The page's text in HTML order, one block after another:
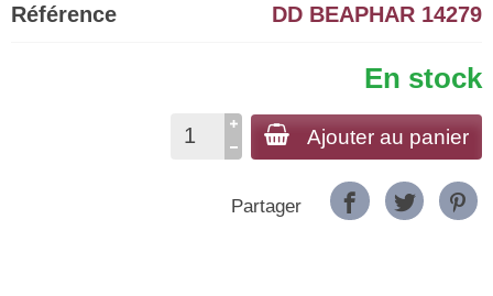
Référence DD BEAPHAR 14279
En stock
Ajouter au panier
Partager